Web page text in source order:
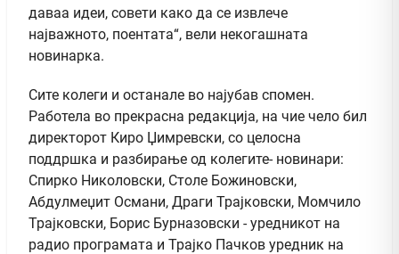
даваа идеи, совети како да се извлече
најважното, поентата“, вели некогашната
новинарка.
Сите колеги и останале во најубав спомен.
Работела во прекрасна редакција, на чие чело бил
директорот Киро Џимревски, со целосна
поддршка и разбирање од колегите- новинари:
Спирко Николовски, Столе Божиновски,
Абдулмеџит Османи, Драги Трајковски, Момчило
Трајковски, Борис Бурназовски - уредникот на
радио програмата и Трајко Пачков уредник на